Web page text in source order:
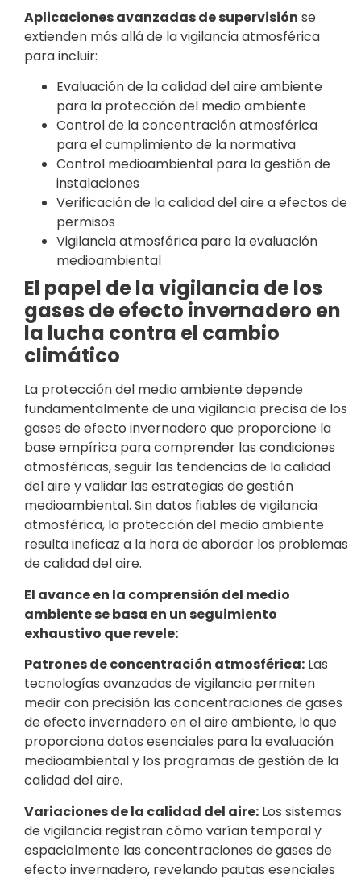
Aplicaciones avanzadas de supervisión se
extienden más allá de la vigilancia atmosférica
para incluir:
Evaluación de la calidad del aire ambiente
para la protección del medio ambiente
Control de la concentración atmosférica
para el cumplimiento de la normativa
Control medioambiental para la gestión de
instalaciones
Verificación de la calidad del aire a efectos de
permisos
Vigilancia atmosférica para la evaluación
medioambiental
El papel de la vigilancia de los
gases de efecto invernadero en
la lucha contra el cambio
climático
La protección del medio ambiente depende
fundamentalmente de una vigilancia precisa de los
gases de efecto invernadero que proporcione la
base empírica para comprender las condiciones
atmosféricas, seguir las tendencias de la calidad
del aire y validar las estrategias de gestión
medioambiental. Sin datos fiables de vigilancia
atmosférica, la protección del medio ambiente
resulta ineficaz a la hora de abordar los problemas
de calidad del aire.
El avance en la comprensión del medio
ambiente se basa en un seguimiento
exhaustivo que revele:
Patrones de concentración atmosférica: Las
tecnologías avanzadas de vigilancia permiten
medir con precisión las concentraciones de gases
de efecto invernadero en el aire ambiente, lo que
proporciona datos esenciales para la evaluación
medioambiental y los programas de gestión de la
calidad del aire.
Variaciones de la calidad del aire: Los sistemas
de vigilancia registran cómo varían temporal y
espacialmente las concentraciones de gases de
efecto invernadero, revelando pautas esenciales